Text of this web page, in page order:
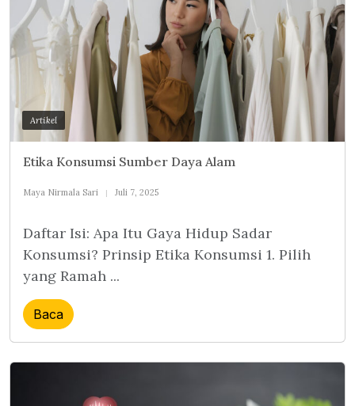
Artikel
Etika Konsumsi Sumber Daya Alam
Maya Nirmala Sari Juli 7, 2025
Daftar Isi: Apa Itu Gaya Hidup Sadar
Konsumsi? Prinsip Etika Konsumsi 1. Pilih
yang Ramah ...
Baca